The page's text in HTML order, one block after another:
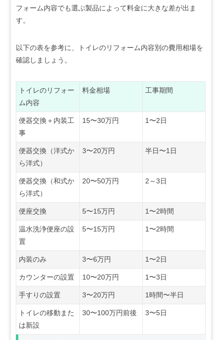
フォーム内容でも選ぶ製品によって料金に大きな差が出ま
す。
以下の表を参考に、トイレのリフォーム内容別の費用相場を
確認しましょう。
トイレのリフォー
ム内容
料金相場 工事期間
便器交換＋内装工
事
15〜30万円 1〜2日
便器交換（洋式か
ら洋式）
3〜20万円 半日〜1日
便器交換（和式か
ら洋式）
20〜50万円 2～3日
便座交換 5〜15万円 1〜2時間
温水洗浄便座の設
置
5〜15万円 1〜2時間
内装のみ 3〜6万円 1〜2日
カウンターの設置 10〜20万円 1〜3日
手すりの設置 3〜20万円 1時間〜半日
トイレの移動また
は新設
30〜100万円前後 3〜5日